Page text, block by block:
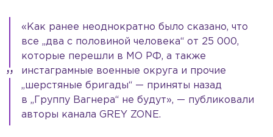
«Как ранее неоднократно было сказано, что
все „два с половиной человека“ от 25 000,
которые перешли в МО РФ, а также
инстаграмные военные округа и прочие
„шерстяные бригады“ — приняты назад
в „Группу Вагнера“ не будут», — публиковали
авторы канала GREY ZONE.